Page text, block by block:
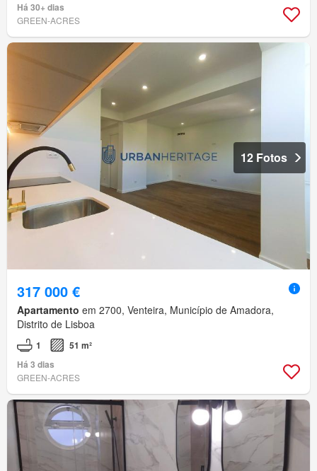
Há 30+ dias
GREEN-ACRES
12 Fotos
317 000 €
Apartamento em 2700, Venteira, Município de Amadora,
Distrito de Lisboa
1
51 m²
Há 3 dias
GREEN-ACRES